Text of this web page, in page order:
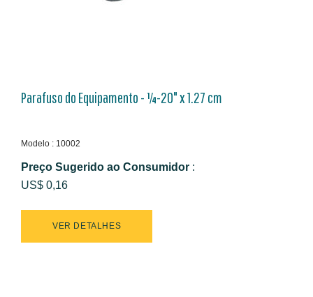
Parafuso do Equipamento - ¼-20" x 1.27 cm
Modelo : 10002
Preço Sugerido ao Consumidor :
US$ 0,16
VER DETALHES